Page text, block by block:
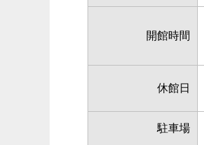
開館時間
休館日
駐車場